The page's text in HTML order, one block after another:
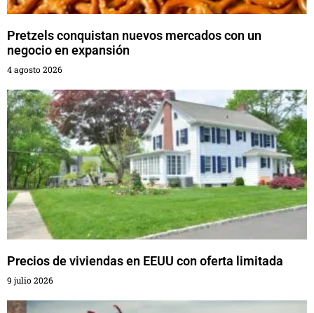
Pretzels conquistan nuevos mercados con un
negocio en expansión
4 agosto 2026
Precios de viviendas en EEUU con oferta limitada
9 julio 2026